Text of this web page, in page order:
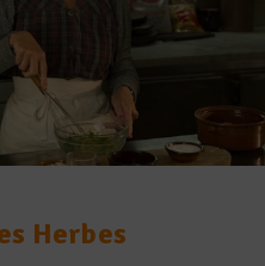
Herbes